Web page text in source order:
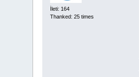
İleti: 164
Thanked: 25 times